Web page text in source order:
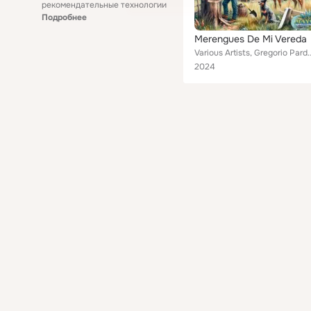
рекомендательные технологии
Подробнее
Merengues De Mi Vereda
Various Artists, Gregorio Pardo, Juan De
2024